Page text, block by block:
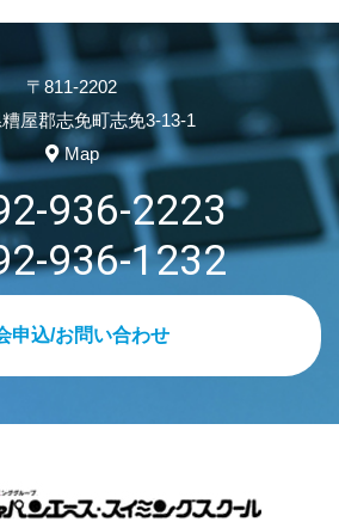
〒811-2202
屋郡志免町志免3-13-1
Map
936-2223
936-1232
申込/お問い合わせ